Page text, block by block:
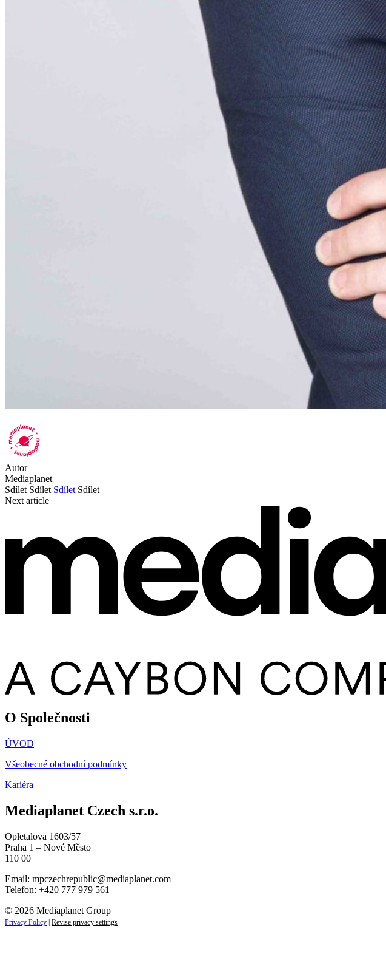
Autor
Mediaplanet
Sdílet Sdílet Sdílet Sdílet
Next article
O Společnosti
ÚVOD
Všeobecné obchodní podmínky
Kariéra
Mediaplanet Czech s.r.o.
Opletalova 1603/57
Praha 1 – Nové Město
110 00
Email: mpczechrepublic@mediaplanet.com
Telefon: +420 777 979 561
© 2026 Mediaplanet Group
Privacy Policy | Revise privacy settings